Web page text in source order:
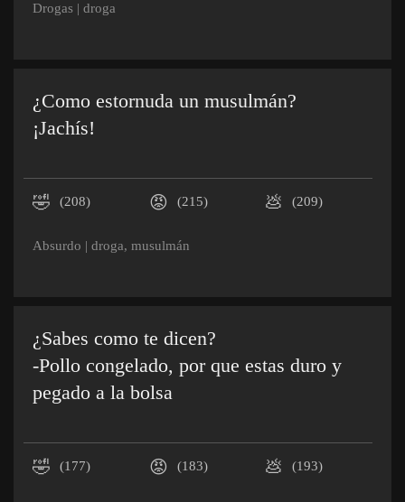
Drogas | droga
¿Como estornuda un musulmán?
¡Jachís!
🤣 (208) 😡 (215) 💩 (209)
Absurdo | droga, musulmán
¿Sabes como te dicen?
-Pollo congelado, por que estas duro y
pegado a la bolsa
🤣 (177) 😡 (183) 💩 (193)